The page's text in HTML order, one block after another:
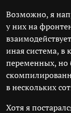
Возможно, я
у них на
иная система, в
переменных, но
в нескольких
Хотя я